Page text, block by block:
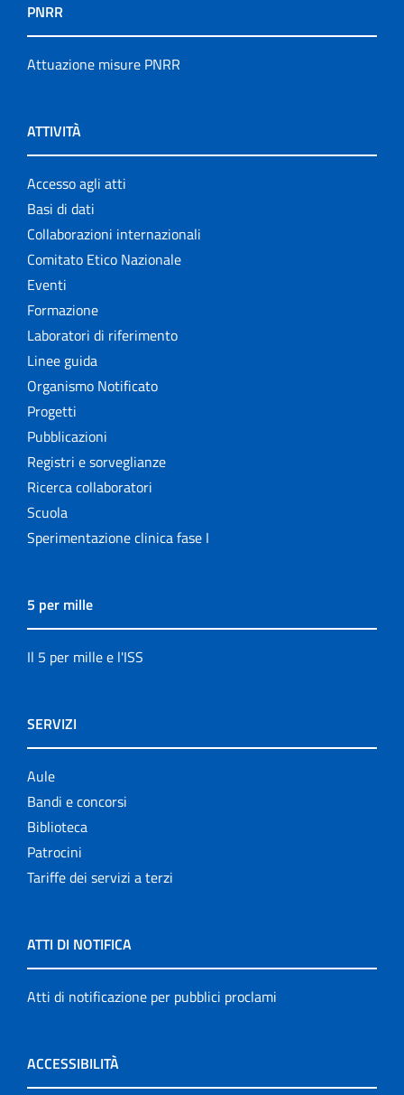
PNRR
Attuazione misure PNRR
ATTIVITÀ
Accesso agli atti
Basi di dati
Collaborazioni internazionali
Comitato Etico Nazionale
Eventi
Formazione
Laboratori di riferimento
Linee guida
Organismo Notificato
Progetti
Pubblicazioni
Registri e sorveglianze
Ricerca collaboratori
Scuola
Sperimentazione clinica fase I
5 per mille
Il 5 per mille e l'ISS
SERVIZI
Aule
Bandi e concorsi
Biblioteca
Patrocini
Tariffe dei servizi a terzi
ATTI DI NOTIFICA
Atti di notificazione per pubblici proclami
ACCESSIBILITÀ